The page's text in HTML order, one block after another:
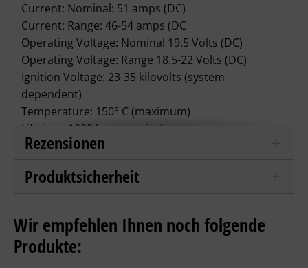
Current: Nominal: 51 amps (DC)
Current: Range: 46-54 amps (DC
Operating Voltage: Nominal 19.5 Volts (DC)
Operating Voltage: Range 18.5-22 Volts (DC)
Ignition Voltage: 23-35 kilovolts (system
dependent)
Temperature: 150° C (maximum)
Lifetime: 1000 hours typical
Rezensionen
Produktsicherheit
Wir empfehlen Ihnen noch folgende
Produkte: